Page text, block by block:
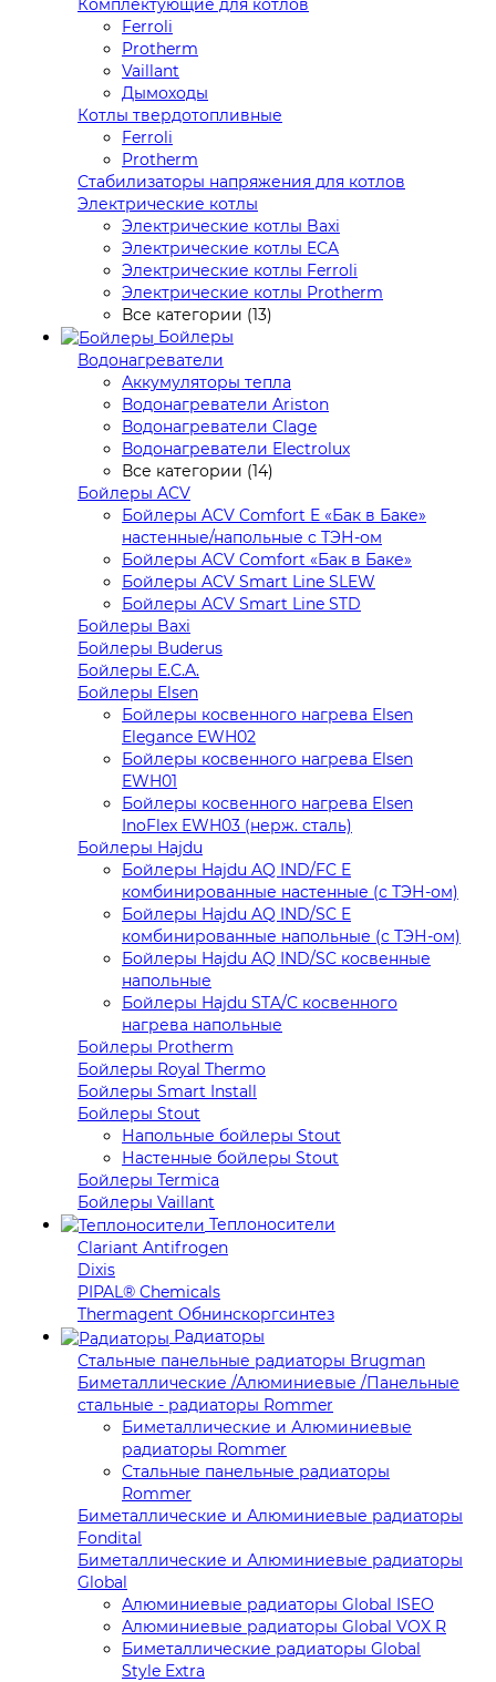
Комплектующие для котлов
Ferroli
Protherm
Vaillant
Дымоходы
Котлы твердотопливные
Ferroli
Protherm
Стабилизаторы напряжения для котлов
Электрические котлы
Электрические котлы Baxi
Электрические котлы ECA
Электрические котлы Ferroli
Электрические котлы Protherm
Все категории (13)
Бойлеры
Водонагреватели
Аккумуляторы тепла
Водонагреватели Ariston
Водонагреватели Clage
Водонагреватели Electrolux
Все категории (14)
Бойлеры ACV
Бойлеры ACV Comfort E «Бак в Баке»
настенные/напольные c ТЭН-ом
Бойлеры ACV Comfort «Бак в Баке»
Бойлеры ACV Smart Line SLEW
Бойлеры ACV Smart Line STD
Бойлеры Baxi
Бойлеры Buderus
Бойлеры E.C.A.
Бойлеры Elsen
Бойлеры косвенного нагрева Elsen
Elegance EWH02
Бойлеры косвенного нагрева Elsen
EWH01
Бойлеры косвенного нагрева Elsen
InoFlex EWH03 (нерж. сталь)
Бойлеры Hajdu
Бойлеры Hajdu AQ IND/FC E
комбинированные настенные (с ТЭН-ом)
Бойлеры Hajdu AQ IND/SC E
комбинированные напольные (с ТЭН-ом)
Бойлеры Hajdu AQ IND/SC косвенные
напольные
Бойлеры Hajdu STA/C косвенного
нагрева напольные
Бойлеры Protherm
Бойлеры Royal Thermo
Бойлеры Smart Install
Бойлеры Stout
Напольные бойлеры Stout
Настенные бойлеры Stout
Бойлеры Termica
Бойлеры Vaillant
Теплоносители
Clariant Antifrogen
Dixis
PIPAL® Chemicals
Thermagent Обнинскоргсинтез
Радиаторы
Стальные панельные радиаторы Brugman
Биметаллические /Алюминиевые /Панельные
стальные - радиаторы Rommer
Биметаллические и Алюминиевые
радиаторы Rommer
Стальные панельные радиаторы
Rommer
Биметаллические и Алюминиевые радиаторы
Fondital
Биметаллические и Алюминиевые радиаторы
Global
Алюминиевые радиаторы Global ISEO
Алюминиевые радиаторы Global VOX R
Биметаллические радиаторы Global
Style Extra